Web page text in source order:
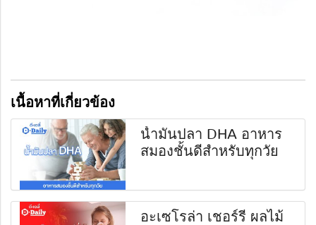
เนื้อหาที่เกี่ยวข้อง
น้ำมันปลา DHA อาหาร
สมองชั้นดีสำหรับทุกวัย
อะเซโรล่า เชอร์รี่ ผลไม้